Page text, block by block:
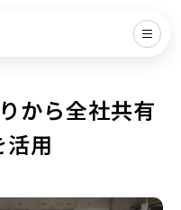
から全社共有
用